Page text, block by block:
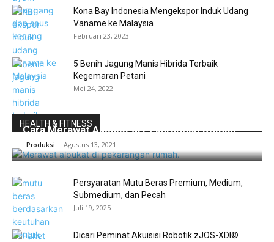
Kona Bay Indonesia Mengekspor Induk Udang
Vaname ke Malaysia
Februari 23, 2023
5 Benih Jagung Manis Hibrida Terbaik
Kegemaran Petani
Mei 24, 2022
HEALTH & FITNESS
Cara Merawat Alpukat di Pekarangan Rumah
Produksi Agustus 13, 2021
Persyaratan Mutu Beras Premium, Medium,
Submedium, dan Pecah
Juli 19, 2025
Dicari Peminat Akuisisi Robotik zJOS-XDI©